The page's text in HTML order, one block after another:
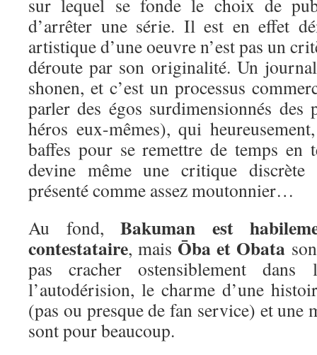
sur lequel se fonde le choix de
d’arrêter une série. Il est en effet
artistique d’une oeuvre n’est pas un
déroute par son originalité. Un
shonen, et c’est un processus
parler des égos surdimensionnés des
héros eux-mêmes), qui
baffes pour se remettre de temps en
devine même une critique
présenté comme assez moutonnier…
Au fond, Bakuman est
contestataire, mais Ōba et Obata
pas cracher ostensiblement dans
l’autodérision, le charme d’une
(pas ou presque de fan service) et une
sont pour beaucoup.